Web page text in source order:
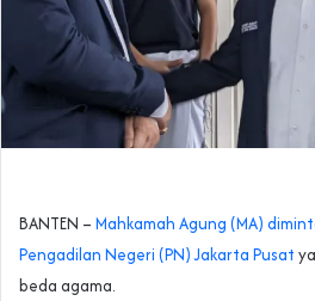
BANTEN – Mahkamah Agung (MA)
Pengadilan Negeri (PN) Jakarta Pusat
beda agama.